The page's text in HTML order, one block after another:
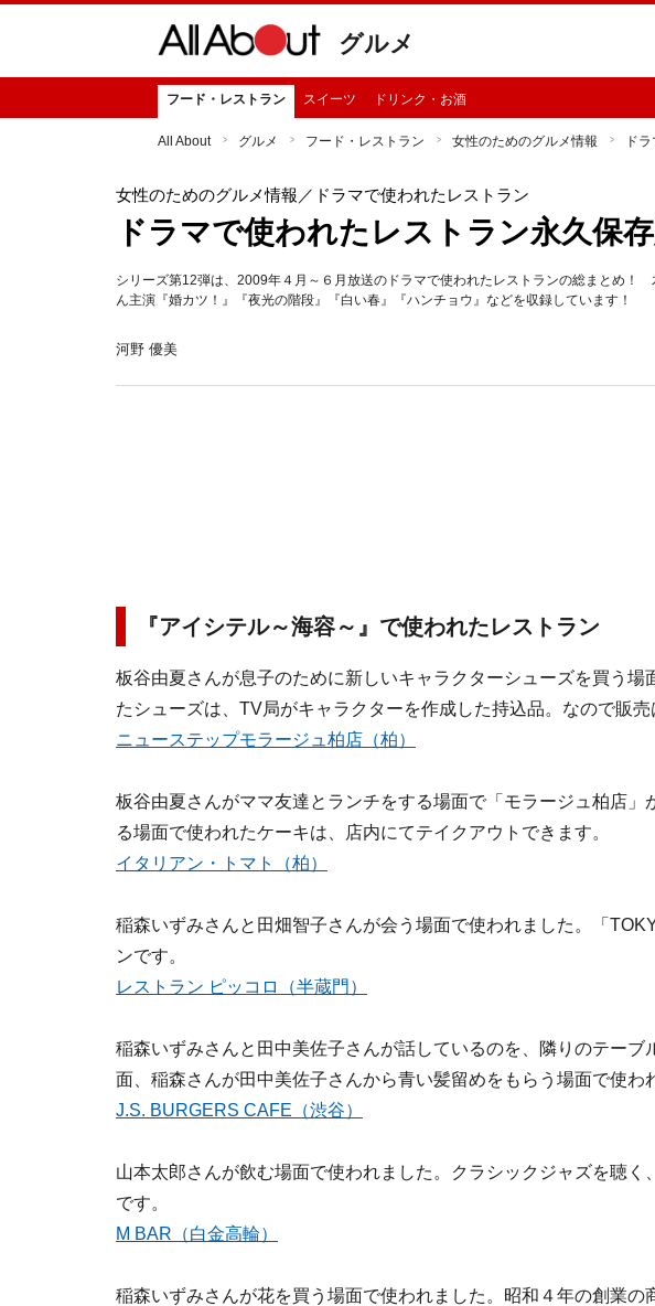
グルメ
フード・レストラン スイーツ ドリンク・お酒
All About グルメ フード・レストラン 女性のためのグルメ情報 ド
女性のためのグルメ情報 ／ドラマで使われたレストラン
ドラマで使われたレストラン永久保存
シリーズ第12弾は、2009年４月～６月放送のドラマで使われたレストランの総まとめ！
ん主演『婚カツ！』『夜光の階段』『白い春』『ハンチョウ』などを収録しています！
河野 優美
『アイシテル～海容～』で使われたレストラン
板谷由夏さんが息子のために新しいキャラクターシューズを買う場
たシューズは、TV局がキャラクターを作成した持込品。なので販売
ニューステップモラージュ柏店（柏）
板谷由夏さんがママ友達とランチをする場面で「モラージュ柏店」
る場面で使われたケーキは、店内にてテイクアウトできます。
イタリアン・トマト（柏）
稲森いずみさんと田畑智子さんが会う場面で使われました。「
ンです。
レストラン ピッコロ（半蔵門）
稲森いずみさんと田中美佐子さんが話しているのを、隣りのテーブ
面、稲森さんが田中美佐子さんから青い髪留めをもらう場面で使わ
J.S. BURGERS CAFE（渋谷）
山本太郎さんが飲む場面で使われました。クラシックジャズを聴く
です。
M BAR（白金高輪）
稲森いずみさんが花を買う場面で使われました。昭和４年の創業の